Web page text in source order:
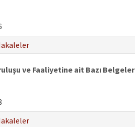
ve Faaliyetine ait Bazı Belgeler